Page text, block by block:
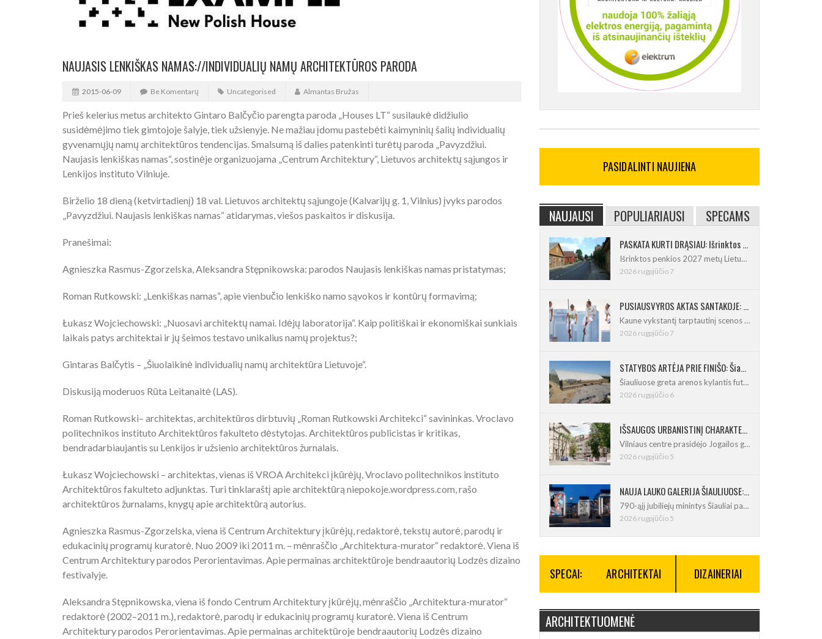
NAUJASIS LENKIŠKAS NAMAS://INDIVIDUALIŲ NAMŲ ARCHITEKTŪROS PARODA
2015-06-09 Be Komentarų Uncategorised Almantas Bružas
Prieš kelerius metus architekto Gintaro Balčyčio parengta paroda „Houses LT“ susilaukė didžiulio
susidėmėjimo tiek gimtojoje šalyje, tiek užsienyje. Ne mažiau įdomu pastebėti kaimyninių šalių individualių
gyvenamųjų namų architektūros tendencijas. Smalsumą iš dalies patenkinti turėtų paroda „Pavyzdžiui.
Naujasis lenkiškas namas“, sostinėje organizuojama „Centrum Architektury“, Lietuvos architektų sąjungos ir
Lenkijos instituto Vilniuje.
Birželio 18 dieną (ketvirtadienį) 18 val. Lietuvos architektų sąjungoje (Kalvarijų g. 1, Vilnius) įvyks parodos
„Pavyzdžiui. Naujasis lenkiškas namas“ atidarymas, viešos paskaitos ir diskusija.
Pranešimai:
Agnieszka Rasmus-Zgorzelska, Aleksandra Stępnikowska: parodos Naujasis lenkiškas namas pristatymas;
Roman Rutkowski: „Lenkiškas namas“, apie vienbučio lenkiško namo sąvokos ir kontūrų formavimą;
Łukasz Wojciechowski: „Nuosavi architektų namai. Idėjų laboratorija“. Kaip politiškai ir ekonomiškai sunkiais
laikais patys architektai ir jų šeimos testavo unikalius namų projektus?;
Gintaras Balčytis – „Šiuolaikinė individualių namų architektūra Lietuvoje“.
Diskusiją moderuos Rūta Leitanaitė (LAS).
Roman Rutkowski– architektas, architektūros dirbtuvių „Roman Rutkowski Architekci“ savininkas. Vroclavo
politechnikos instituto Architektūros fakulteto dėstytojas. Architektūros publicistas ir kritikas,
bendradarbiaujantis su Lenkijos ir užsienio architektūros žurnalais.
Łukasz Wojciechowski – architektas, vienas iš VROA Architekci įkūrėjų, Vroclavo politechnikos instituto
Architektūros fakulteto adjunktas. Turi tinklaraštį apie architektūrą niepokoje.wordpress.com, rašo
architektūros žurnalams, knygų apie architektūrą autorius.
Agnieszka Rasmus-Zgorzelska, viena iš Centrum Architektury įkūrėjų, redaktorė, tekstų autorė, parodų ir
edukacinių programų kuratorė. Nuo 2009 iki 2011 m. – mėnraščio „Architektura-murator“ redaktorė. Viena iš
Centrum Architektury parodos Perorientavimas. Apie permainas architektūroje bendraautorių Lodzės dizaino
festivalyje.
Aleksandra Stępnikowska, viena iš fondo Centrum Architektury įkūrėjų, mėnraščio „Architektura-murator“
redaktorė (2002–2011 m.), redaktorė, parodų ir edukacinių programų kuratorė. Viena iš Centrum
Architektury parodos Perorientavimas. Apie permainas architektūroje bendraautorių Lodzės dizaino
PASIDALINTI NAUJIENA
NAUJAUSI POPULIARIAUSI SPECAMS
PASKATA KURTI DRĄSIAU: Išrinktos 2027-ųjų Lietuvos mažosios kultūros sostinės
Išrinktos penkios 2027 metų Lietuvos
2026 rugpjūčio 7
PUSIAUSVYROS AKTAS SANTAKOJE: „ConTempo 2026“ uždarys sudėtingas pasirodymas 8 m aukštyje
Kaune vykstantį tarptautinį scenos menų
2026 rugpjūčio 7
STATYBOS ARTĖJA PRIE FINIŠO: Šiaulių futbolo ir regbio maniežas įgavo kontūrus
Šiauliuose greta arenos kylantis futbolo
2026 rugpjūčio 6
IŠSAUGOS URBANISTINĮ CHARAKTERĮ: Vilniuje pradėtas Jogailos gatvės remontas
Vilniaus centre prasidėjo Jogailos gatvės
2026 rugpjūčio 5
NAUJA LAUKO GALERIJA ŠIAULIUOSE: Pirmoje ekspozicijoje – Eduardo Juchnevičiaus kūryba
790-ąjį jubiliejų minintys Šiauliai pasipildo
2026 rugpjūčio 5
SPECAI: ARCHITEKTAI DIZAINERIAI
ARCHITEKTUOMENĖ